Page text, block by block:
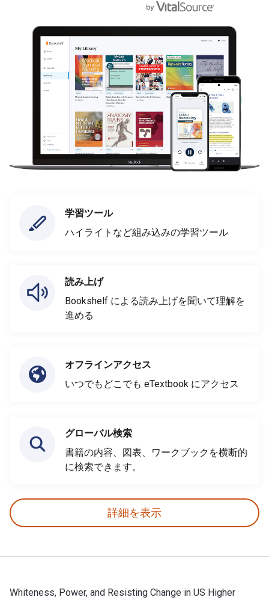
学習ツール
ハイライトなど組み込みの学習ツール
読み上げ
Bookshelf による読み上げを聞いて理解を
進める
オフラインアクセス
いつでもどこでも eTextbook にアクセス
グローバル検索
書籍の内容、図表、ワークブックを横断的
に検索できます。
詳細を表示
Whiteness, Power, and Resisting Change in US Higher